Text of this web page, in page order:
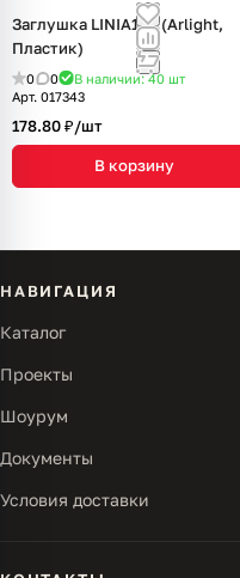
Заглушка LINIA140 (Arlight,
Пластик)
0 0 В наличии: 40 шт
Арт. 017343
178.80 ₽/шт
В корзину
НАВИГАЦИЯ
Каталог
Проекты
Шоурум
Документы
Условия доставки